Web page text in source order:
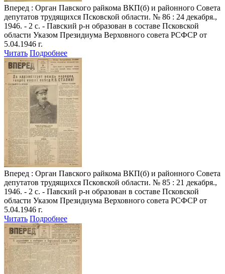
Вперед : Орган Павского райкома ВКП(б) и районного Совета
депутатов трудящихся Псковской области. № 86 : 24 декабря.,
1946. - 2 с. - Павский р-н образован в составе Псковской
области Указом Президиума Верховного совета РСФСР от
5.04.1946 г.
Читать Подробнее
Вперед : Орган Павского райкома ВКП(б) и районного Совета
депутатов трудящихся Псковской области. № 85 : 21 декабря.,
1946. - 2 с. - Павский р-н образован в составе Псковской
области Указом Президиума Верховного совета РСФСР от
5.04.1946 г.
Читать Подробнее